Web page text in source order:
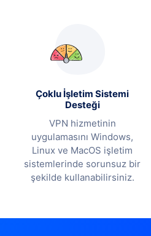
Çoklu İşletim Sistemi
Desteği
VPN hizmetinin
uygulamasını Windows,
Linux ve MacOS işletim
sistemlerinde sorunsuz bir
şekilde kullanabilirsiniz.